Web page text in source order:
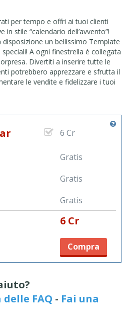
per tempo e offri ai tuoi clienti
in stile “calendario dell’avvento”!
disposizione un bellissimo Template
A ogni finestrella è collegata
Divertiti a inserire tutte le
potrebbero apprezzare e sfrutta il
le vendite e fidelizzare i tuoi
6 Cr
Gratis
Gratis
Gratis
6 Cr
Compra
FAQ - Fai una